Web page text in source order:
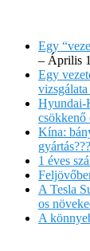
Egy
– Április
Egy
Hyundai-
csökkenő
Kína:
gyártás???
1 éves
A Tesla
os
A